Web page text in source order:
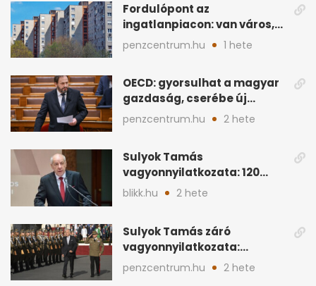
Fordulópont az
ingatlanpiacon: van város,
ahol a vétel már olcsóbb
penzcentrum.hu 1 hete
OECD: gyorsulhat a magyar
gazdaság, cserébe új
ingatlanadó is felmerül
penzcentrum.hu 2 hete
Sulyok Tamás
vagyonnyilatkozata: 120
milliós megtakarítás, 5
blikk.hu 2 hete
Sulyok Tamás záró
vagyonnyilatkozata:
ingatlanok és
megtakarítások
penzcentrum.hu 2 hete